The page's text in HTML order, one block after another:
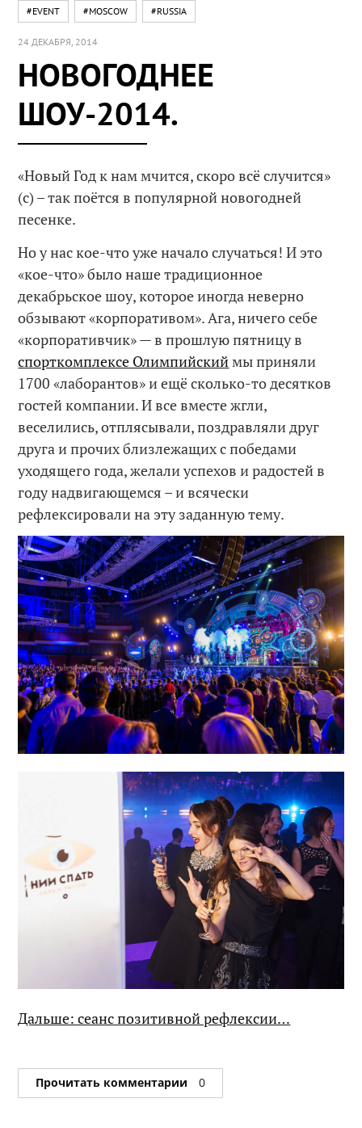
#EVENT #MOSCOW #RUSSIA
24 ДЕКАБРЯ, 2014
НОВОГОДНЕЕ
ШОУ-2014.
«Новый Год к нам мчится, скоро всё случится»
(с) – так поётся в популярной новогодней
песенке.
Но у нас кое-что уже начало случаться! И это
«кое-что» было наше традиционное
декабрьское шоу, которое иногда неверно
обзывают «корпоративом». Ага, ничего себе
«корпоративчик» — в прошлую пятницу в
спорткомплексе Олимпийскиймы приняли
1700 «лаборантов» и ещё сколько-то десятков
гостей компании. И все вместе жгли,
веселились, отплясывали, поздравляли друг
друга и прочих близлежащих с победами
уходящего года, желали успехов и радостей в
году надвигающемся – и всячески
рефлексировали на эту заданную тему.
Дальше: сеанс позитивной рефлексии…
Прочитать комментарии 0